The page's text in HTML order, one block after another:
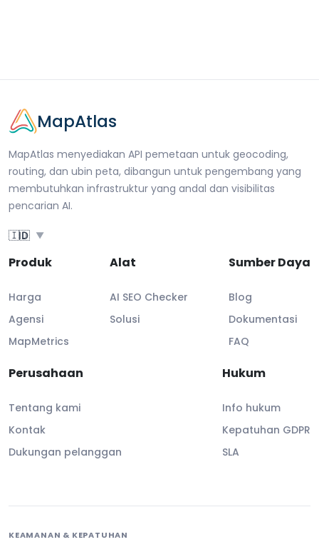
MapAtlas
MapAtlas menyediakan API pemetaan untuk geocoding,
routing, dan ubin peta, dibangun untuk pengembang yang
membutuhkan infrastruktur yang andal dan visibilitas
pencarian AI.
🇮🇩
ID ▼
Produk
Harga
Agensi
MapMetrics
Alat
AI SEO Checker
Solusi
Sumber Daya
Blog
Dokumentasi
FAQ
Perusahaan
Tentang kami
Kontak
Dukungan pelanggan
Hukum
Info hukum
Kepatuhan GDPR
SLA
KEAMANAN & KEPATUHAN